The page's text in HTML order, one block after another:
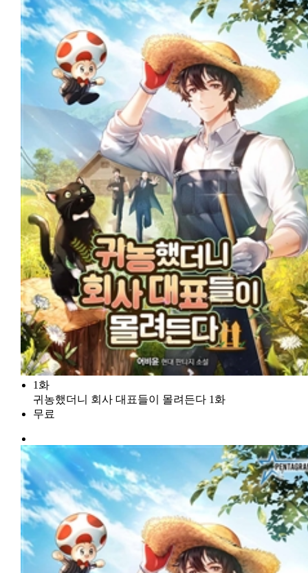
1화
귀농했더니 회사 대표들이 몰려든다 1화
무료